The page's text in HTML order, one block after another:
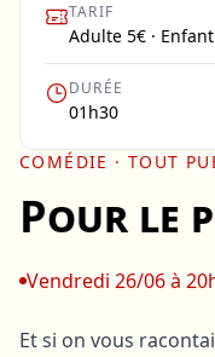
TARIF
Adulte 5€ ·
DURÉE
01h30
COMÉDIE · TOUT
Pour le
Vendredi 26/06 à
Et si on vous